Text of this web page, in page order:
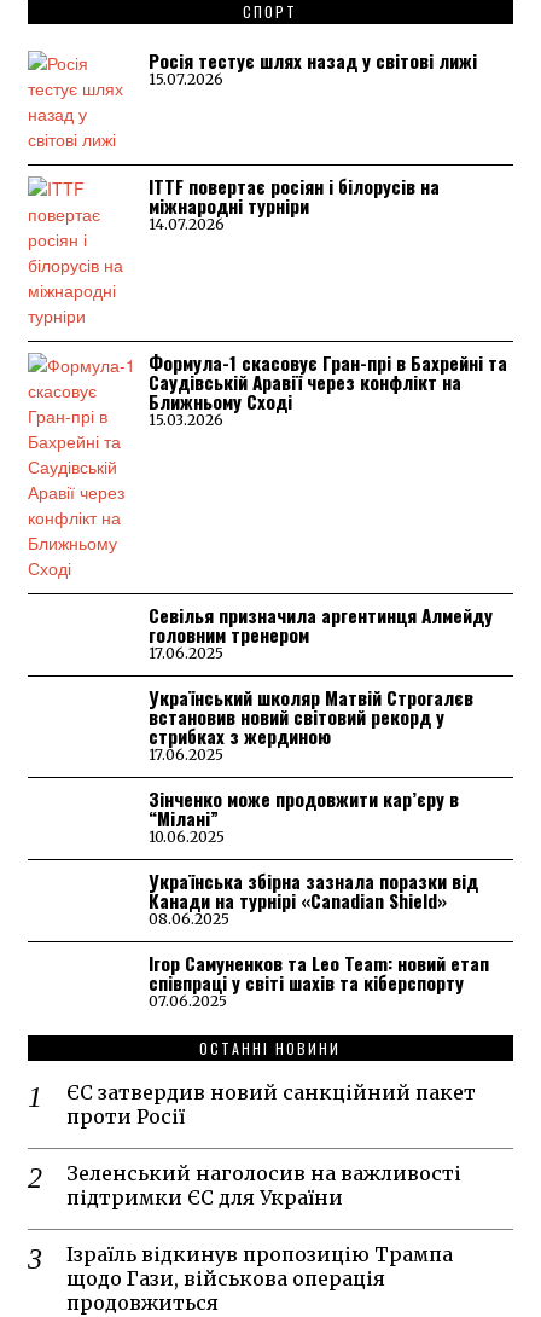
СПОРТ
Росія тестує шлях назад у світові лижі
15.07.2026
ITTF повертає росіян і білорусів на
міжнародні турніри
14.07.2026
Формула-1 скасовує Гран-прі в Бахрейні та
Саудівській Аравії через конфлікт на
Ближньому Сході
15.03.2026
Севілья призначила аргентинця Алмейду
головним тренером
17.06.2025
Український школяр Матвій Строгалєв
встановив новий світовий рекорд у
стрибках з жердиною
17.06.2025
Зінченко може продовжити кар’єру в
“Мілані”
10.06.2025
Українська збірна зазнала поразки від
Канади на турнірі «Canadian Shield»
08.06.2025
Ігор Самуненков та Leo Team: новий етап
співпраці у світі шахів та кіберспорту
07.06.2025
ОСТАННІ НОВИНИ
ЄС затвердив новий санкційний пакет
проти Росії
Зеленський наголосив на важливості
підтримки ЄС для України
Ізраїль відкинув пропозицію Трампа
щодо Гази, військова операція
продовжиться